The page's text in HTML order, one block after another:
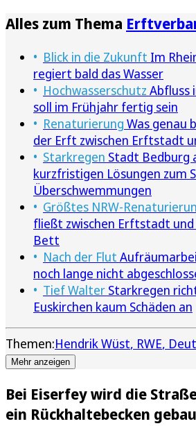
Alles zum Thema
Blick in die Zukunft Im
regiert bald das Wasser
Hochwasserschutz Abfluss
soll im Frühjahr fertig sein
Renaturierung Was genau
der Erft zwischen Erftstadt
Starkregen Stadt Bedburg
kurzfristigen Lösungen zum
Überschwemmungen
Größtes NRW-
fließt zwischen Erftstadt und
Bett
Nach der Flut
noch lange nicht
Tief Walter Starkregen
Euskirchen kaum Schäden an
Themen:Hendrik Wüst RWE
Mehr anzeigen
Bei Eiserfey wird die
ein Rückhaltebecken